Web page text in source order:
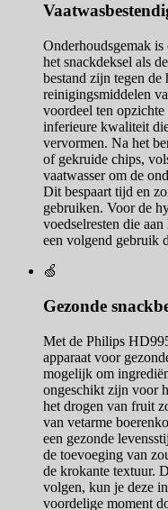
Onderhoudsgemak
het snackdeksel als
bestand zijn tegen de
reinigingsmiddelen
voordeel ten opzichte
inferieure kwaliteit
vervormen. Na het
of gekruide chips,
vaatwasser om de
Dit bespaart tijd en
gebruiken. Voor de
voedselresten die
een volgend gebruik
🍏
Gezonde
Met de Philips
apparaat voor
mogelijk om
ongeschikt zijn voor
het drogen van fruit
van vetarme
een gezonde
de toevoeging van
de krokante textuur.
volgen, kun je deze
voordelige moment